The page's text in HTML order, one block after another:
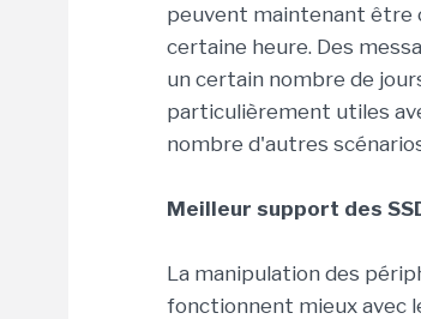
peuvent maintenant être
certaine heure. Des
un certain nombre de
particulièrement utiles
nombre d'autres
Meilleur support des
La manipulation des
fonctionnent mieux avec